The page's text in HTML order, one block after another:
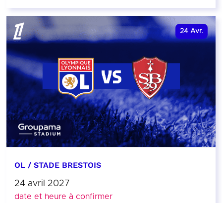
24 Avr.
OL / STADE BRESTOIS
24 avril 2027
date et heure à confirmer